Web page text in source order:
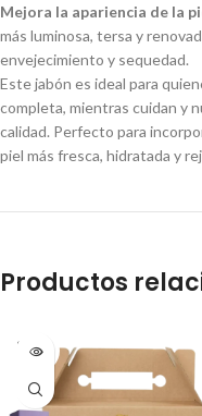
Mejora la apariencia de la
más luminosa, tersa y
envejecimiento y sequedad.
Este jabón es ideal para
completa, mientras cuidan y
calidad. Perfecto para
piel más fresca, hidratada y
Productos
SOLD
OUT